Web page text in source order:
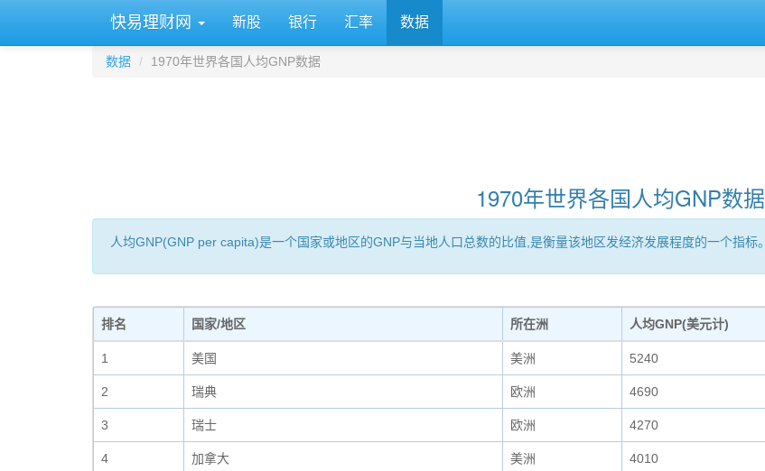
快易理财网 新股 银行 汇率 数据
数据 1970年世界各国人均GNP数据
1970年世界各国人均GNP数据
人均GNP(GNP per capita)是一个国家或地区的GNP与当地人口总数的比值,是衡量该地区发经济发展程度的一个指标。
排名 国家/地区 所在洲 人均GNP(美元计)
1 美国 美洲 5240
2 瑞典 欧洲 4690
3 瑞士 欧洲 4270
4 加拿大 美洲 4010